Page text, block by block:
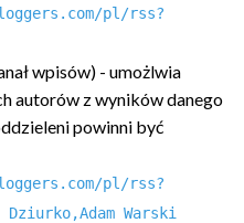
pl/rss?
wpisów) - umożlwia
autorów z wyników danego
powinni być
pl/rss?
Dziurko,Adam Warski